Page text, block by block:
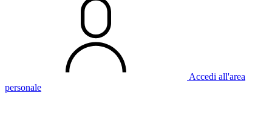
Accedi all'area
personale